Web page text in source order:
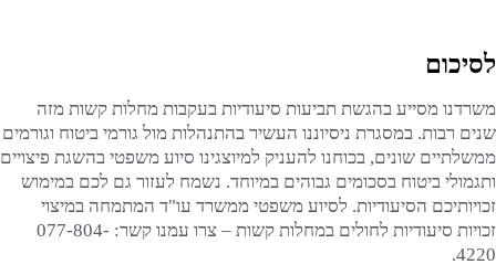
לסיכום
משרדנו מסייע בהגשת תביעות סיעודיות בעקבות מחלות קשות מזה
שנים רבות. במסגרת ניסיוננו העשיר בהתנהלות מול גורמי ביטוח וגורמים
ממשלתיים שונים, בכוחנו להעניק למיוצגינו סיוע משפטי בהשגת פיצויים
ותגמולי ביטוח בסכומים גבוהים במיוחד. נשמח לעזור גם לכם במימוש
זכויותיכם הסיעודיות. לסיוע משפטי ממשרד עו"ד המתמחה במיצוי
זכויות סיעודיות לחולים במחלות קשות – צרו עמנו קשר: 077-804-
4220.